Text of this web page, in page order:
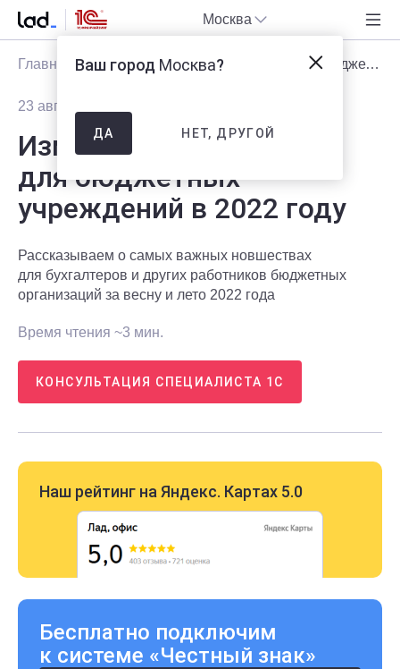
Москва
Главная Блог Статьи Изменения для бюджетных учреждений в 2022 году
23 августа 2022
Изменения
для бюджетных
учреждений в 2022 году
Рассказываем о самых важных новшествах
для бухгалтеров и других работников бюджетных
организаций за весну и лето 2022 года
Время чтения ~3 мин.
КОНСУЛЬТАЦИЯ СПЕЦИАЛИСТА 1С
Наш рейтинг на Яндекс. Картах 5.0
Бесплатно подключим
к системе «Честный знак»
Ваш город Москва?
ДА НЕТ, ДРУГОЙ